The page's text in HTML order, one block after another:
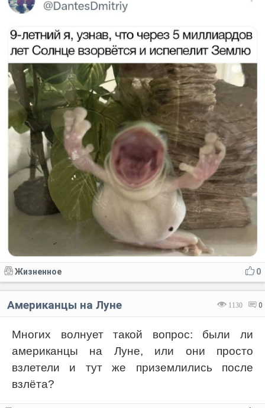
0
Жизненное
1130 0
Американцы на Луне
Многих волнует такой вопрос: были ли
американцы на Луне, или они просто
взлетели и тут же приземлились после
взлёта?